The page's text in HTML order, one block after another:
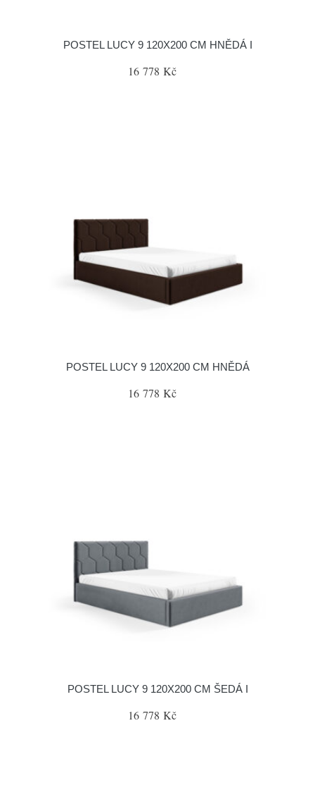
POSTEL LUCY 9 120X200 CM HNĚDÁ I
16 778 Kč
POSTEL LUCY 9 120X200 CM HNĚDÁ
16 778 Kč
POSTEL LUCY 9 120X200 CM ŠEDÁ I
16 778 Kč